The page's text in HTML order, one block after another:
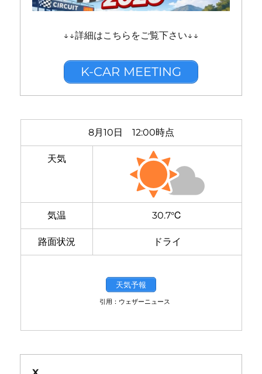
↓↓詳細はこちらをご覧下さい↓↓
K-CAR MEETING
8月10日 12:00時点
天気
気温 30.7℃
路面状況 ドライ
天気予報
引用：ウェザーニュース